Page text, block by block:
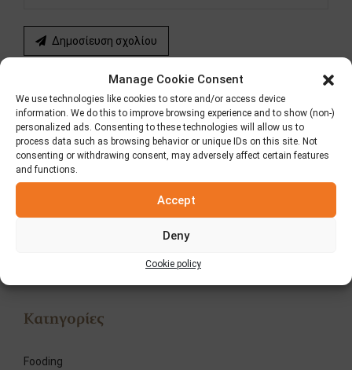
Manage Cookie Consent
We use technologies like cookies to store and/or access device
information. We do this to improve browsing experience and to show (non-)
personalized ads. Consenting to these technologies will allow us to
process data such as browsing behavior or unique IDs on this site. Not
consenting or withdrawing consent, may adversely affect certain features
and functions.
Accept
Deny
Cookie policy
Δημοσίευση σχολίου
ΠΡΟΗΓΟΥΜΕΝΟ
Μετά Βαΐων και Ιχθύος!
ΕΠΟΜΕΝΟ
Διαγωνισμός «Hot Hot
Hot»
Κατηγορίες
Fooding